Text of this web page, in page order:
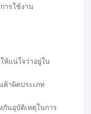
ารใช้งาน
ห้แน่ใจว่าอยู่ใน
ค้าผิดประเภท
กันอุบัติเหตุในการ